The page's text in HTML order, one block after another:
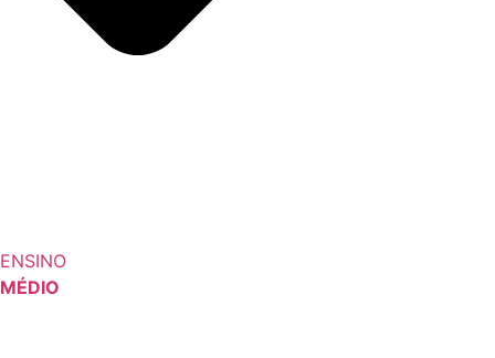
ENSINO
MÉDIO